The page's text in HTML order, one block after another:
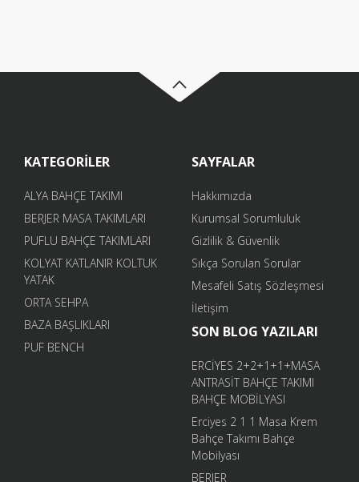
KATEGORİLER
ALYA BAHÇE TAKIMI
BERJER MASA TAKIMLARI
PUFLU BAHÇE TAKIMLARI
KOLYAT KATLANIR KOLTUK
YATAK
ORTA SEHPA
BAZA BAŞLIKLARI
PUF BENCH
SAYFALAR
Hakkımızda
Kurumsal Sorumluluk
Gizlilik & Güvenlik
Sıkça Sorulan Sorular
Mesafeli Satış Sözleşmesi
İletişim
SON BLOG YAZILARI
ERCİYES 2+2+1+1+MASA
ANTRASİT BAHÇE TAKIMI
BAHÇE MOBİLYASI
Erciyes 2 1 1 Masa Krem
Bahçe Takımı Bahçe
Mobilyası
BERJER